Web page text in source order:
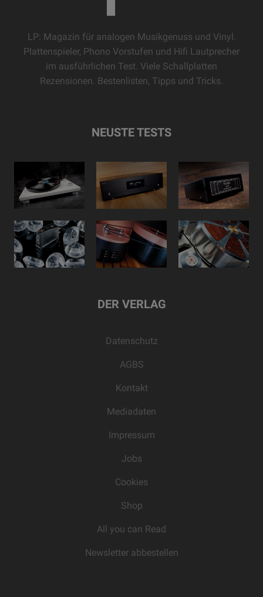
LP: Magazin für analogen Musikgenuss und Vinyl.
Plattenspieler, Phono Vorstufen und Hifi Lautprecher
im ausführlichen Test. Viele Schallplatten
Rezensionen. Bestenlisten, Tipps und Tricks.
NEUSTE TESTS
DER VERLAG
Datenschutz
AGBS
Kontakt
Mediadaten
Impressum
Jobs
Cookies
Shop
All you can Read
Newsletter abbestellen